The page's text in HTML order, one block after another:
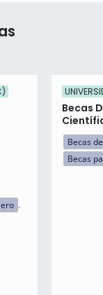
Becas
Becas
Becas